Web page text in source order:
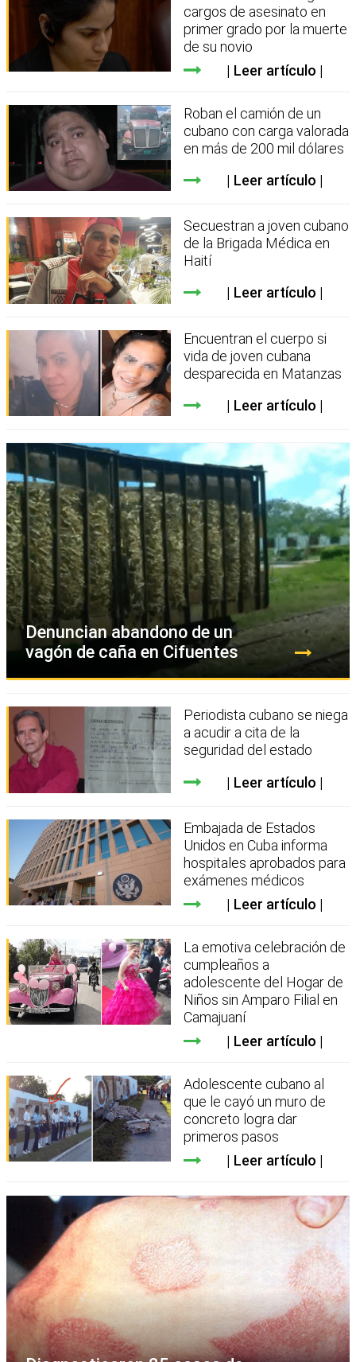
cargos de asesinato en
primer grado por la muerte
de su novio
Leer artículo
Roban el camión de un
cubano con carga valorada
en más de 200 mil dólares
Leer artículo
Secuestran a joven cubano
de la Brigada Médica en
Haití
Leer artículo
Encuentran el cuerpo si
vida de joven cubana
desparecida en Matanzas
Leer artículo
Denuncian abandono de un
vagón de caña en Cifuentes
Periodista cubano se niega
a acudir a cita de la
seguridad del estado
Leer artículo
Embajada de Estados
Unidos en Cuba informa
hospitales aprobados para
exámenes médicos
Leer artículo
La emotiva celebración de
cumpleaños a
adolescente del Hogar de
Niños sin Amparo Filial en
Camajuaní
Leer artículo
Adolescente cubano al
que le cayó un muro de
concreto logra dar
primeros pasos
Leer artículo